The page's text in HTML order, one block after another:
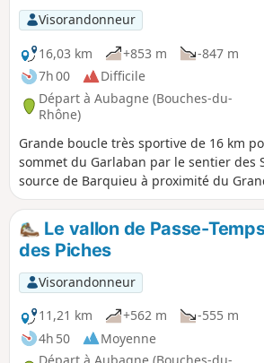
Visorandonneur
16,03 km
+853 m
-847 m
7h 00
Difficile
Départ à Aubagne (Bouches-du-
Rhône)
Grande boucle très sportive de 16 km
sommet du Garlaban par le sentier des
source de Barquieu à proximité du
corniches du Grand Vallon, le Puit de
par le Puits du Murier et Baume Sourne
soleil ou avec une lampe torche
Taoumé et la célèbre grotte du
du Loup vers le Col d'Aubignane.
Le vallon de Passe-
des Piches
Visorandonneur
11,21 km
+562 m
-555 m
4h 50
Moyenne